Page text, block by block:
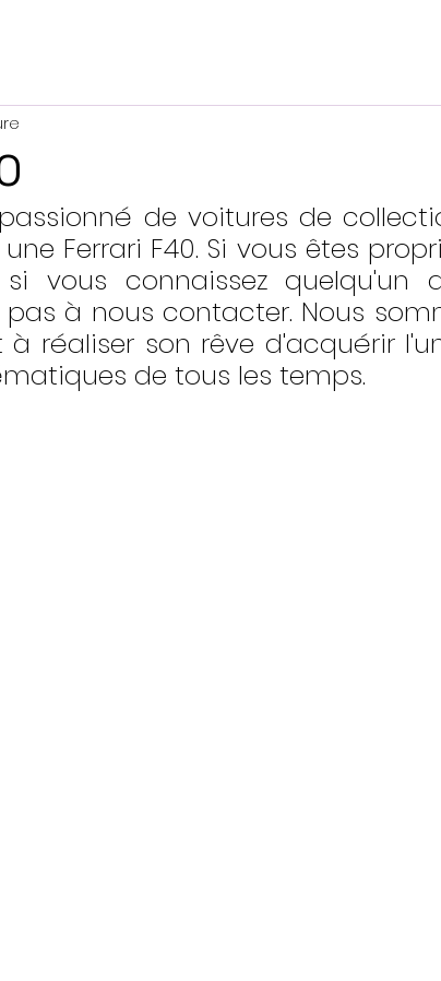
de voitures de
Ferrari F40. Si vous êtes
vous connaissez quelqu'un
pas à nous contacter. Nous
réaliser son rêve d'acquérir
de tous les temps.